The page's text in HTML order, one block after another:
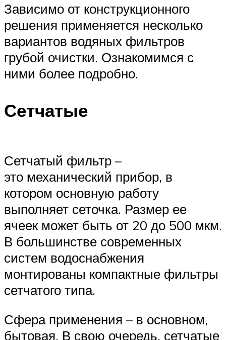
Зависимо от конструкционного
решения применяется несколько
вариантов водяных фильтров
грубой очистки. Ознакомимся с
ними более подробно.
Сетчатые
Сетчатый фильтр –
это механический прибор, в
котором основную работу
выполняет сеточка. Размер ее
ячеек может быть от 20 до 500 мкм.
В большинстве современных
систем водоснабжения
монтированы компактные фильтры
сетчатого типа.
Сфера применения – в основном,
бытовая. В свою очередь, сетчатые